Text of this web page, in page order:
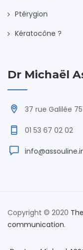
Ptérygion
Kératocône ?
Dr Michaël
37 rue Galilée
01 53 67 02 02
Copyright © 2020
communication.